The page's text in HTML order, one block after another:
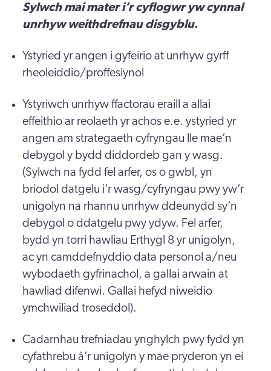
Sylwch mai mater i’r cyflogwr yw cynnal
unrhyw weithdrefnau disgyblu.
Ystyried yr angen i gyfeirio at unrhyw gyrff
rheoleiddio/proffesiynol
Ystyriwch unrhyw ffactorau eraill a allai
effeithio ar reolaeth yr achos e.e. ystyried yr
angen am strategaeth cyfryngau lle mae’n
debygol y bydd diddordeb gan y wasg.
(Sylwch na fydd fel arfer, os o gwbl, yn
briodol datgelu i’r wasg/cyfryngau pwy yw’r
unigolyn na rhannu unrhyw ddeunydd sy’n
debygol o ddatgelu pwy ydyw. Fel arfer,
bydd yn torri hawliau Erthygl 8 yr unigolyn,
ac yn camddefnyddio data personol a/neu
wybodaeth gyfrinachol, a gallai arwain at
hawliad difenwi. Gallai hefyd niweidio
ymchwiliad troseddol).
Cadarnhau trefniadau ynghylch pwy fydd yn
cyfathrebu â’r unigolyn y mae pryderon yn ei